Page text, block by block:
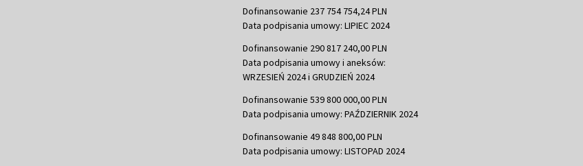
Dofinansowanie 237 754 754,24 PLN
Data podpisania umowy: LIPIEC 2024
Dofinansowanie 290 817 240,00 PLN
Data podpisania umowy i aneksów:
WRZESIEŃ 2024 i GRUDZIEŃ 2024
Dofinansowanie 539 800 000,00 PLN
Data podpisania umowy: PAŹDZIERNIK 2024
Dofinansowanie 49 848 800,00 PLN
Data podpisania umowy: LISTOPAD 2024